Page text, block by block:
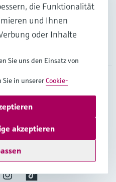
Services AG
die Funktionalität
und Ihnen
oder Inhalte
Sie uns den Einsatz von
in unsererCookie-
akzeptieren